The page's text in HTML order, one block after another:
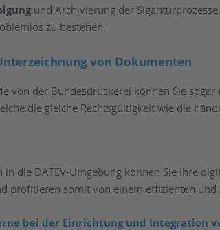
und Archivierung der
zu bestehen.
von Dokumenten
von der Bundesdruckerei können Sie sogar
die gleiche Rechtsgültigkeit wie die
die DATEV-Umgebung können Sie Ihre
profitieren somit von einem effizienten und
bei der Einrichtung und Integration